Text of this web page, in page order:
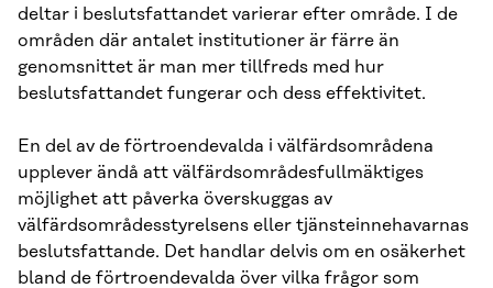
deltar i beslutsfattandet varierar efter område. I de
områden där antalet institutioner är färre än
genomsnittet är man mer tillfreds med hur
beslutsfattandet fungerar och dess effektivitet.
En del av de förtroendevalda i välfärdsområdena
upplever ändå att välfärdsområdesfullmäktiges
möjlighet att påverka överskuggas av
välfärdsområdesstyrelsens eller tjänsteinnehavarnas
beslutsfattande. Det handlar delvis om en osäkerhet
bland de förtroendevalda över vilka frågor som